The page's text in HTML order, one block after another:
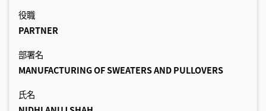
役職
PARTNER
部署名
MANUFACTURING OF SWEATERS AND PULLOVERS
氏名